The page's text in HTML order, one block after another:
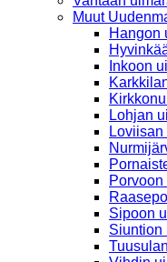
Muut
Hangon
Inkoon
Lohjan
Sipoon
Siuntion